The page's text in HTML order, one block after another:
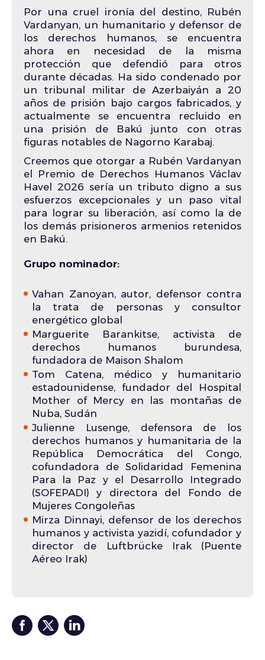
Por una cruel ironía del destino, Rubén
Vardanyan, un humanitario y defensor de
los derechos humanos, se encuentra
ahora en necesidad de la misma
protección que defendió para otros
durante décadas. Ha sido condenado por
un tribunal militar de Azerbaiyán a 20
años de prisión bajo cargos fabricados, y
actualmente se encuentra recluido en
una prisión de Bakú junto con otras
figuras notables de Nagorno Karabaj.
Creemos que otorgar a Rubén Vardanyan
el Premio de Derechos Humanos Václav
Havel 2026 sería un tributo digno a sus
esfuerzos excepcionales y un paso vital
para lograr su liberación, así como la de
los demás prisioneros armenios retenidos
en Bakú.
Grupo nominador:
Vahan Zanoyan, autor, defensor contra
la trata de personas y consultor
energético global
Marguerite Barankitse, activista de
derechos humanos burundesa,
fundadora de Maison Shalom
Tom Catena, médico y humanitario
estadounidense, fundador del Hospital
Mother of Mercy en las montañas de
Nuba, Sudán
Julienne Lusenge, defensora de los
derechos humanos y humanitaria de la
República Democrática del Congo,
cofundadora de Solidaridad Femenina
Para la Paz y el Desarrollo Integrado
(SOFEPADI) y directora del Fondo de
Mujeres Congoleñas
Mirza Dinnayi, defensor de los derechos
humanos y activista yazidí, cofundador y
director de Luftbrücke Irak (Puente
Aéreo Irak)